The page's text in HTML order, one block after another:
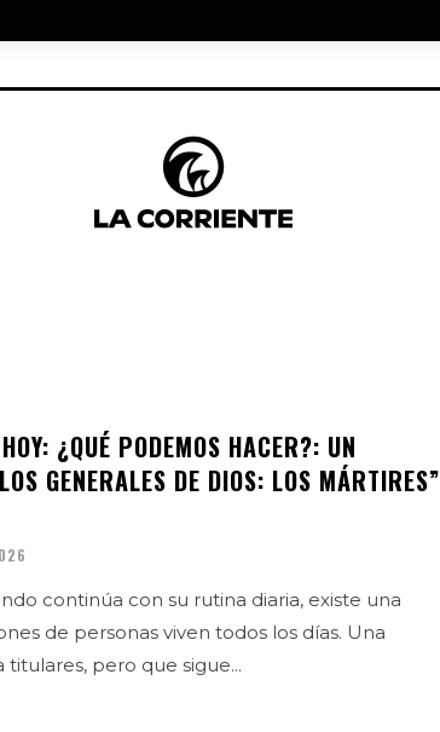
¿QUÉ PODEMOS HACER?: UN
GENERALES DE DIOS: LOS MÁRTIRES”
continúa con su rutina diaria, existe una
de personas viven todos los días. Una
pero que sigue...